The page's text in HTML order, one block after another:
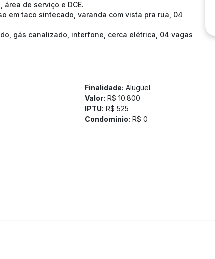
de serviço e DCE.
em taco sintecado, varanda com vista pra rua, 04
gás canalizado, interfone, cerca elétrica, 04 vagas
Finalidade: Aluguel
Valor: R$ 10.800
IPTU: R$ 525
Condomínio: R$ 0